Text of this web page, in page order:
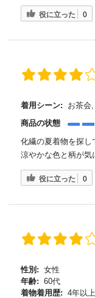
役に立った 0
着用シーン:
お茶会
商品の状態
化繊の夏着物を探し
涼やかな色と柄が気
役に立った 0
性別: 女性
年齢: 60代
着物着用歴: 4年以上